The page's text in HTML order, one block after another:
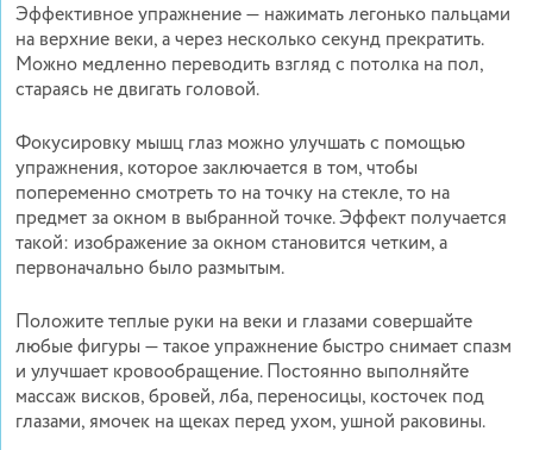
Эффективное упражнение — нажимать легонько пальцами
на верхние веки, а через несколько секунд прекратить.
Можно медленно переводить взгляд с потолка на пол,
стараясь не двигать головой.
Фокусировку мышц глаз можно улучшать с помощью
упражнения, которое заключается в том, чтобы
попеременно смотреть то на точку на стекле, то на
предмет за окном в выбранной точке. Эффект получается
такой: изображение за окном становится четким, а
первоначально было размытым.
Положите теплые руки на веки и глазами совершайте
любые фигуры — такое упражнение быстро снимает спазм
и улучшает кровообращение. Постоянно выполняйте
массаж висков, бровей, лба, переносицы, косточек под
глазами, ямочек на щеках перед ухом, ушной раковины.